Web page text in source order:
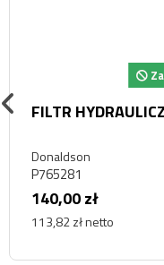
FILTR
Donaldson
P765281
140,00 zł
113,82 zł netto